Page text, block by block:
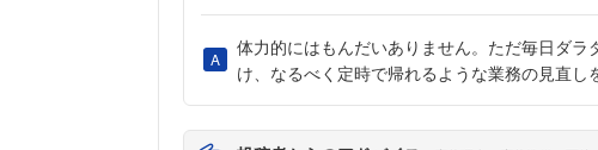
体力的にはもんだいありません。ただ毎日ダ
け、なるべく定時で帰れるような業務の見直し